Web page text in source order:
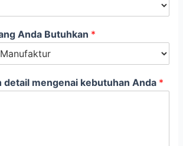
Anda Butuhkan *
detail mengenai kebutuhan Anda *